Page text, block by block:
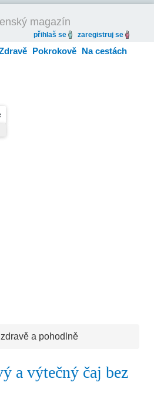
magazín
přihlaš se zaregistruj se
Pokrokově Na cestách
zdravě a pohodlně
a výtečný čaj bez